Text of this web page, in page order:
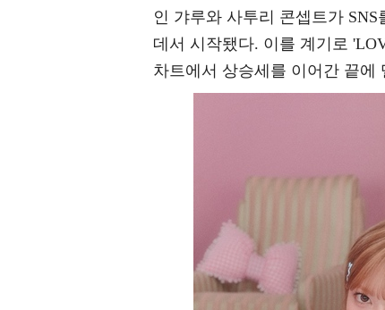
인 갸루와 사투리 콘셉트가
데서 시작됐다. 이를 계기로
차트에서 상승세를 이어간 끝에